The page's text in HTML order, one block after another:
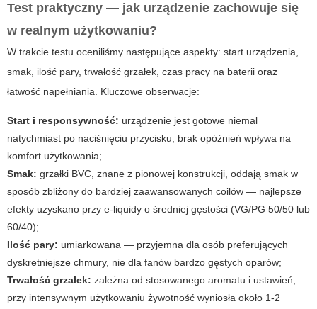
Test praktyczny — jak urządzenie zachowuje się
w realnym użytkowaniu?
W trakcie testu oceniliśmy następujące aspekty: start urządzenia,
smak, ilość pary, trwałość grzałek, czas pracy na baterii oraz
łatwość napełniania. Kluczowe obserwacje:
Start i responsywność: urządzenie jest gotowe niemal
natychmiast po naciśnięciu przycisku; brak opóźnień wpływa na
komfort użytkowania;
Smak: grzałki BVC, znane z pionowej konstrukcji, oddają smak w
sposób zbliżony do bardziej zaawansowanych coilów — najlepsze
efekty uzyskano przy e-liquidy o średniej gęstości (VG/PG 50/50 lub
60/40);
Ilość pary: umiarkowana — przyjemna dla osób preferujących
dyskretniejsze chmury, nie dla fanów bardzo gęstych oparów;
Trwałość grzałek: zależna od stosowanego aromatu i ustawień;
przy intensywnym użytkowaniu żywotność wyniosła około 1-2